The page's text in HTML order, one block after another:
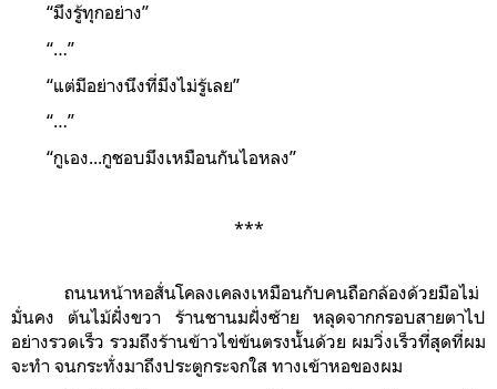
“มึงรู้ทุกอย่าง”
“…”
“แต่มีอย่างนึงที่มึงไม่รู้เลย”
“…”
“กูเอง...กูชอบมึงเหมือนกันไอหลง”
***
ถนนหน้าหอสั่นโคลงเคลงเหมือนกับคนถือกล้องด้วยมือไม่
มั่นคง ต้นไม้ฝั่่งขวา ร้านชานมฝั่งซ้าย หลุดจากกรอบสายตาไป
อย่างรวดเร็ว รวมถึงร้านข้าวไข่ข้นตรงนั้นด้วย ผมวิ่งเร็วที่สุดที่ผม
จะทำ จนกระทั่งมาถึงประตูกระจกใส ทางเข้าหอของผม